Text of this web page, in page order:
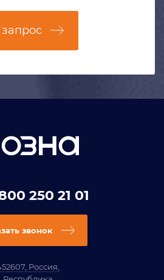
250 21 01
звонок
Россия,